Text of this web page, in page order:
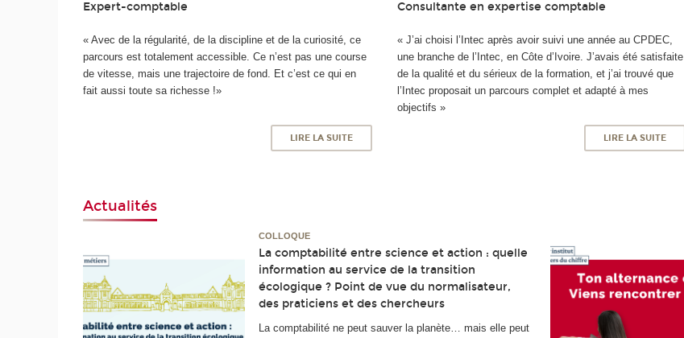
Expert-comptable
« Avec de la régularité, de la discipline et de la curiosité, ce
parcours est totalement accessible. Ce n’est pas une course
de vitesse, mais une trajectoire de fond. Et c’est ce qui en
fait aussi toute sa richesse !»
LIRE LA SUITE
Consultante en expertise comptable
« J’ai choisi l’Intec après avoir suivi une année au CPDEC,
une branche de l’Intec, en Côte d’Ivoire. J’avais été satisfaite
de la qualité et du sérieux de la formation, et j’ai trouvé que
l’Intec proposait un parcours complet et adapté à mes
objectifs »
LIRE LA SUITE
Actualités
COLLOQUE
La comptabilité entre science et action : quelle
information au service de la transition
écologique ? Point de vue du normalisateur,
des praticiens et des chercheurs
La comptabilité ne peut sauver la planète… mais elle peut